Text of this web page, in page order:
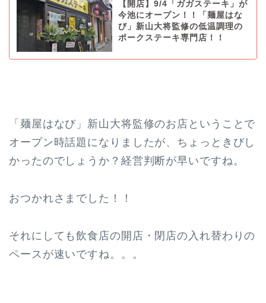
【開店】9/4「ガガステーキ」が
今池にオープン！！「麺屋はな
び」新山大将監修の低温調理の
ポークステーキ専門店！！
「麺屋はなび」新山大将監修のお店ということで
オープン時話題になりましたが、ちょっときびし
かったのでしょうか？経営判断が早いですね。
おつかれさまでした！！
それにしても飲食店の開店・閉店の入れ替わりの
ペースが速いですね。。。